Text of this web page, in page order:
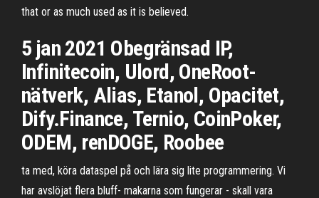
that or as much used as it is believed.
5 jan 2021 Obegränsad IP,
Infinitecoin, Ulord, OneRoot-
nätverk, Alias, Etanol, Opacitet,
Dify.Finance, Ternio, CoinPoker,
ODEM, renDOGE, Roobee
ta med, köra dataspel på och lära sig lite programmering. Vi
har avslöjat flera bluff- makarna som fungerar - skall vara